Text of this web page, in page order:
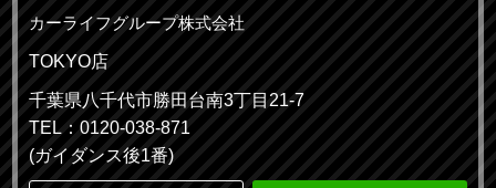
カーライフグループ株式会社
TOKYO店
千葉県八千代市勝田台南3丁目21-7
TEL：0120-038-871
(ガイダンス後1番)